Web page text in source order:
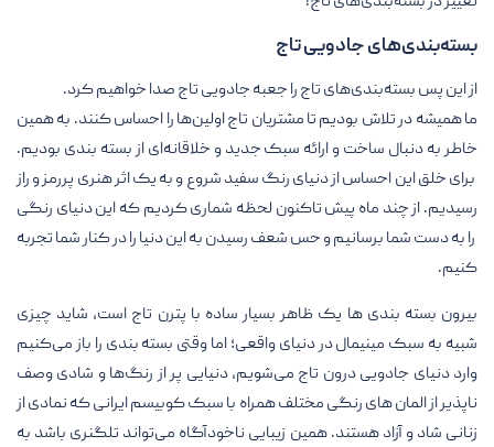
بسته‌بندی‌های جادویی تاج
از این پس بسته‌بندی‌های تاج را جعبه جادویی تاج صدا خواهیم کرد.
ما همیشه در تلاش بودیم تا مشتریان تاج اولین‌ها را احساس کنند. به همین
خاطر به دنبال ساخت و ارائه سبک جدید و خلاقانه‌ای از بسته بندی بودیم.
برای خلق این احساس از دنیای رنگ سفید شروع و به یک اثر هنری پررمز و راز
رسیدیم. از چند ماه پیش تاکنون لحظه شماری کردیم که این دنیای رنگی
را به دست شما برسانیم و حس شعف رسیدن به این دنیا را در کنار شما تجربه
کنیم.
بیرون بسته بندی ها یک ظاهر بسیار ساده با پترن تاج است، شاید چیزی
شبیه به سبک مینیمال در دنیای واقعی؛ اما وقتی بسته بندی را باز می‌کنیم
وارد دنیای جادویی درون تاج می‌شویم، دنیایی پر از رنگ‌ها و شادی وصف
ناپذیر از المان های رنگی مختلف همراه با سبک کوبیسم ایرانی که نمادی از
زنانی شاد و آزاد هستند. همین زیبایی ناخودآگاه می‌تواند تلگنری باشد به